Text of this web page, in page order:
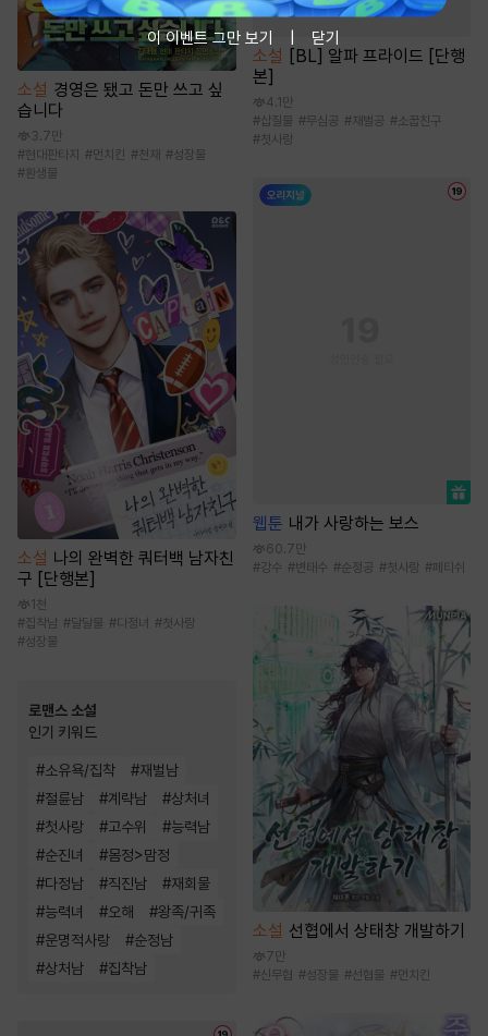
소설 경영은 됐고 돈만 쓰고 싶
습니다
3.7만
#현대판타지 #먼치킨 #천재 #성장물
# 환생물
소설 나의 완벽한 쿼터백 남자친
구 [단행본]
1천
#집착남 #달달물 #다정녀 #첫사랑
#성장물
로맨스 소설
인기 키워드
#소유욕/집착 #재벌남
#절륜남 #계략남 #상처녀
#첫사랑 #고수위 #능력남
#순진녀 #몸정>맘정
#다정남 #직진남 #재회물
#능력녀 #오해 #왕족/귀족
#운명적사랑 #순정남
#상처남 #집착남
소설 [BL] 알파 프라이드 [단행
본]
4.1만
#삽질물 #무심공 #재벌공 #소꿉친구
#첫사랑
웹툰 내가 사랑하는 보스
60.7만
#강수 #변태수 #순정공 #첫사랑 #페티쉬
소설 선협에서 상태창 개발하기
7만
#신무협 #성장물 #선협물 #먼치킨
이 이벤트 그만 보기 닫기